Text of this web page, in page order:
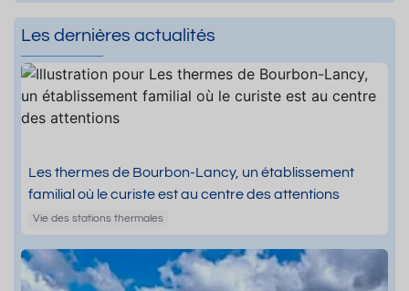
Les dernières actualités
Les thermes de Bourbon-Lancy, un établissement
familial où le curiste est au centre des attentions
Vie des stations thermales